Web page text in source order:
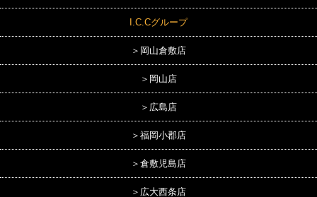
I.C.Cグループ
＞岡山倉敷店
＞岡山店
＞広島店
＞福岡小郡店
＞倉敷児島店
＞広大西条店